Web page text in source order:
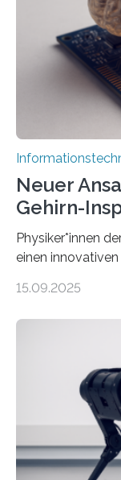
kosteneffiziente
erstellen.
Animation, bei
und Mimik im
Neuer
Gehirn-
Physiker*innen
einen
Lösungsweg ist
stellt die heutige
Prozessoren
viel Energie, die
sind
bremst
immer größer
verarbeiten
15.09.2025